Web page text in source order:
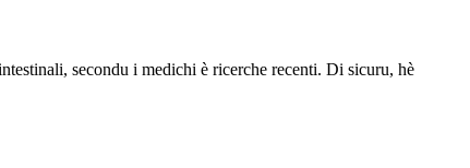
secondu i medichi è ricerche recenti. Di sicuru, hè